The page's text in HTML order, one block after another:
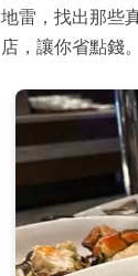
地雷，找出那些
店，讓你省點錢。